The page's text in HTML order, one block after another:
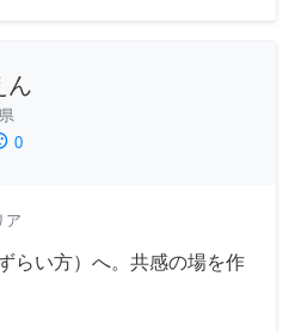
ん
0
ア
らい方）へ。共感の場を作